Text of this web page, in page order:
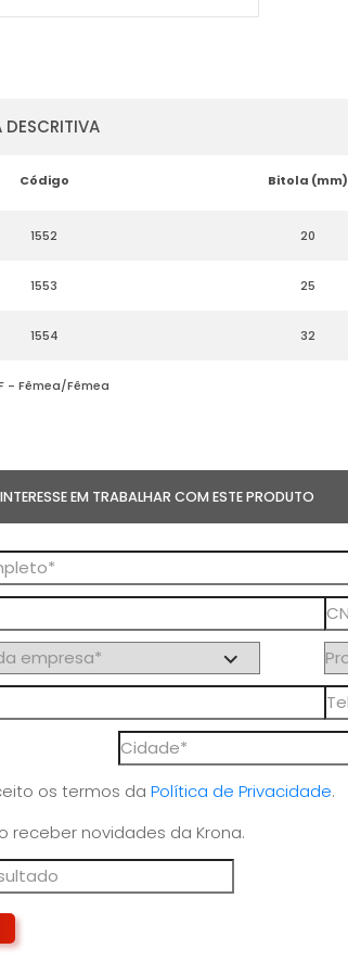
DESCRITIVA
Código Bitola (mm)
1552 20
1553 25
1554 32
- Fêmea/Fêmea
EM TRABALHAR COM ESTE PRODUTO
os termos da Política de Privacidade.
receber novidades da Krona.